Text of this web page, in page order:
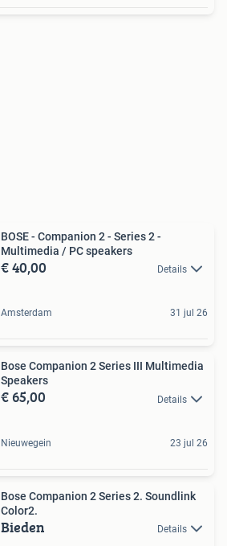
BOSE - Companion 2 - Series 2 -
Multimedia / PC speakers
€ 40,00 Details
Amsterdam 31 jul 26
Bose Companion 2 Series III Multimedia
Speakers
€ 65,00 Details
Nieuwegein 23 jul 26
Bose Companion 2 Series 2. Soundlink
Color2.
Bieden Details